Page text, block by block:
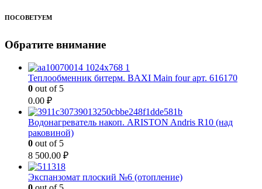
ПОСОВЕТУЕМ
Обратите внимание
Теплообменник битерм. BAXI Main four арт. 616170
0 out of 5
0.00 ₽
Водонагреватель накоп. ARISTON Andris R10 (над
раковиной)
0 out of 5
8 500.00 ₽
Экспанзомат плоский №6 (отопление)